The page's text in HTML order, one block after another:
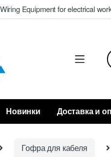
Equipment for electrical
Новинки Доставка и
Гофра для кабеля